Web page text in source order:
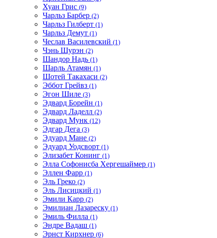
Хуан Грис (9)
Чарльз Барбер (2)
Чарльз Гилберт (1)
Чарльз Демут (1)
Чеслав Василевский (1)
Чэнь Шурэн (2)
Шандор Надь (1)
Шарль Атамян (1)
Шотей Такахаси (2)
Эббот Грейвз (1)
Эгон Шиле (3)
Эдвард Борейн (1)
Эдвард Ладелл (2)
Эдвард Мунк (12)
Эдгар Дега (3)
Эдуард Мане (2)
Эдуард Уодсворт (1)
Элизабет Конинг (1)
Элла Софонисба Хергешаймер (1)
Эллен Фарр (1)
Эль Греко (2)
Эль Лисицкий (1)
Эмили Карр (2)
Эмилиан Лазареску (1)
Эмиль Филла (1)
Эндре Вадаш (1)
Эрнст Кирхнер (6)